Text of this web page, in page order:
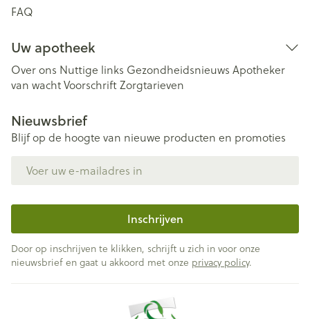
FAQ
Uw apotheek
Over ons Nuttige links Gezondheidsnieuws Apotheker
van wachtVoorschriftZorgtarieven
Nieuwsbrief
Blijf op de hoogte van nieuwe producten en promoties
Inschrijven
Door op inschrijven te klikken, schrijft u zich in voor onze
nieuwsbrief en gaat u akkoord met onze privacy policy.